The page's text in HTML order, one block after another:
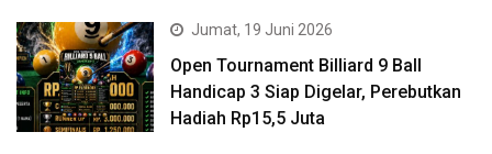
Jumat, 19 Juni 2026
Open Tournament Billiard 9 Ball
Handicap 3 Siap Digelar, Perebutkan
Hadiah Rp15,5 Juta